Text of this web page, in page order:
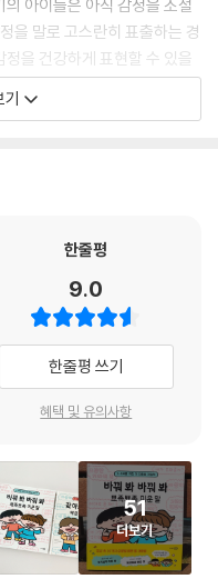
아이들은 아직 감정을 조절
을 말로 고스란히 표출하는 경
을 건강하게 표현할 수 있을
함께 키울 수 있다.
바람직한 언어 습관을 길러 주
들이 “잘됐네!”, “괜찮아.”,
주는 ‘예쁜 말’과 “시끄러
고 슬프게 만드는 ‘미운 말’을
‘예쁜 말’을 자연스럽게 배
내고 사용하는 동안 아이들은
말’을 익히는 ‘상호 작용 그
기
한줄평
9.0
한줄평 쓰기
혜택 및 유의사항
51
더보기